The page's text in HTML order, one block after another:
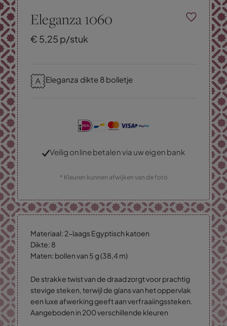
Eleganza 1060
€ 5,25 p/stuk
Eleganza dikte 8 bolletje
Veilig online betalen via uw eigen bank
* Kleuren kunnen afwijken van de foto
Materiaal: 2-laags Egyptisch katoen
Dikte: 8
Maten: bollen van 5 g (38,4 m)
De strakke twist van de draad zorgt voor prachtig
stevige steken, terwijl de glans van het oppervlak
een luxe afwerking geeft aan verfraaiingssteken.
Aangeboden in 200 verschillende kleuren